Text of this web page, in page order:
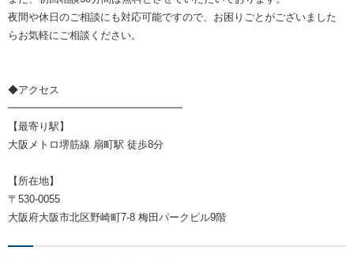
夜間や休日のご相談にも対応可能ですので、お困りごとがございました
らお気軽にご相談ください。
◆アクセス
━━━━━━━━━━━━━━━━━
【最寄り駅】
大阪メトロ堺筋線 扇町駅 徒歩8分
【所在地】
〒530-0055
大阪府大阪市北区野崎町7-8 梅田パークビル9階